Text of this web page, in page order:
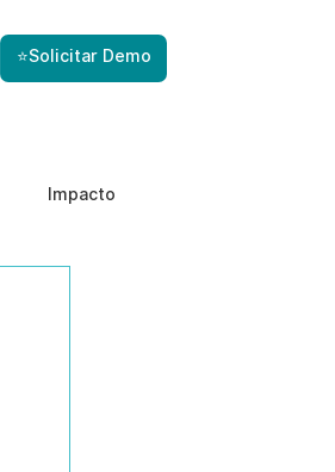
⭐Solicitar Demo
Impacto